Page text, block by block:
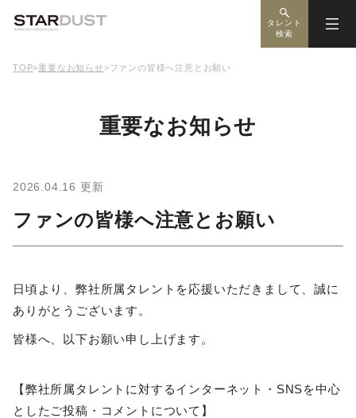
タレント
検索
TOP>重要なお知らせ>ファンの皆様へ注意とお願い
重要なお知らせ
2026.04.16 更新
ファンの皆様へ注意とお願い
日頃より、弊社所属タレントを応援いただきまして、誠に
ありがとうございます。
皆様へ、以下お願い申し上げます。
【弊社所属タレントに対するインターネット・SNSを中心
としたご投稿・コメントについて】